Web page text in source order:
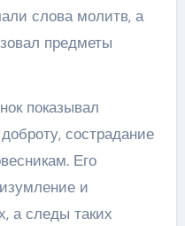
слова молитв, а
предметы
показывал
сострадание
Его
и
а следы таких